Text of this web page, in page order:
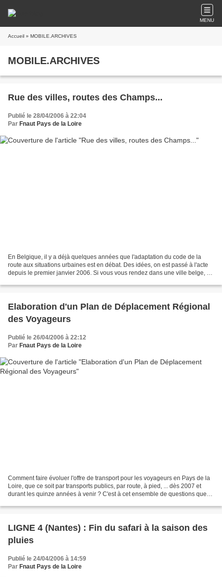
MENU
Accueil » MOBILE.ARCHIVES
MOBILE.ARCHIVES
Rue des villes, routes des Champs...
Publié le 28/04/2006 à 22:04
Par Fnaut Pays de la Loire
En Belgique, il y a déjà quelques années que l'adaptation du code de la
route aux situations urbaines est en débat. Des idées, on est passé à l'acte
depuis le premier janvier 2006. Si vous vous rendez dans une ville belge, ce
Elaboration d'un Plan de Déplacement Régional
des Voyageurs
Publié le 26/04/2006 à 22:12
Par Fnaut Pays de la Loire
Comment faire évoluer l'offre de transport pour les voyageurs en Pays de la
Loire, que ce soit par transports publics, par route, à pied, ... dès 2007 et
durant les quinze années à venir ? C'est à cet ensemble de questions que
LIGNE 4 (Nantes) : Fin du safari à la saison des
pluies
Publié le 24/04/2006 à 14:59
Par Fnaut Pays de la Loire